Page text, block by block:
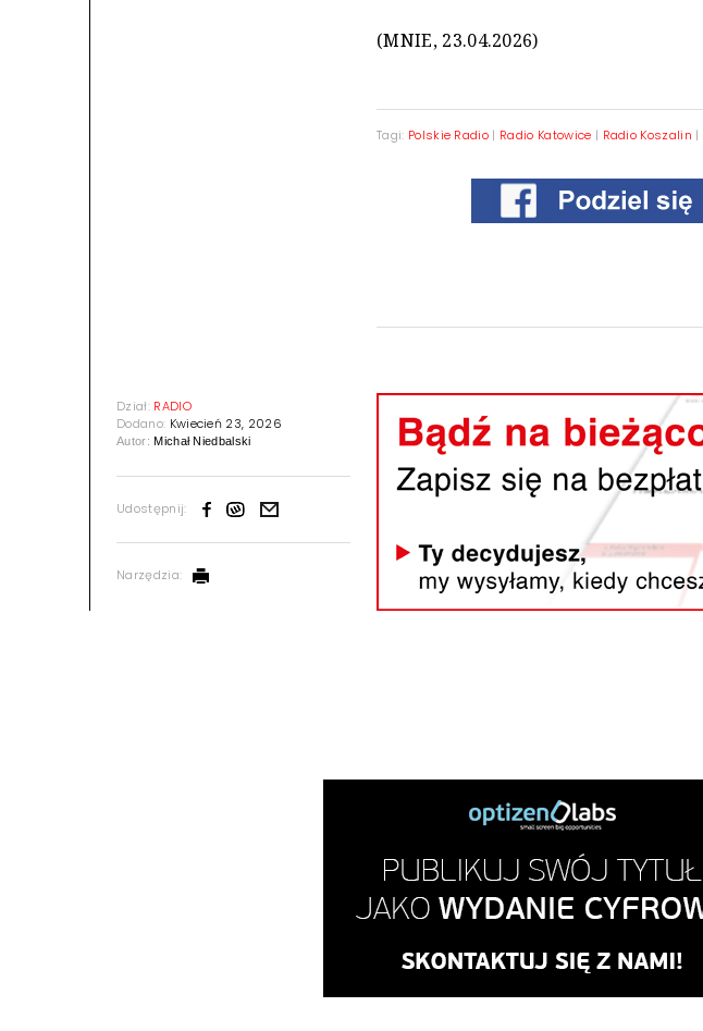
Dział: RADIO
Dodano: Kwiecień 23, 2026
Autor:Michał Niedbalski
Udostępnij:
Narzędzia:
(MNIE, 23.04.2026)
Tagi: Polskie Radio | Radio Katowice | Radio Koszalin |